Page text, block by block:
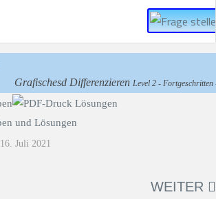
Grafischesd Differenzieren Level 2 - Fortgeschritten
16. Juli 2021
WEITER